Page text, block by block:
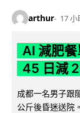
arthur 17 小
AI 減肥
45 日減
成都一名男子跟
公斤後昏迷送院